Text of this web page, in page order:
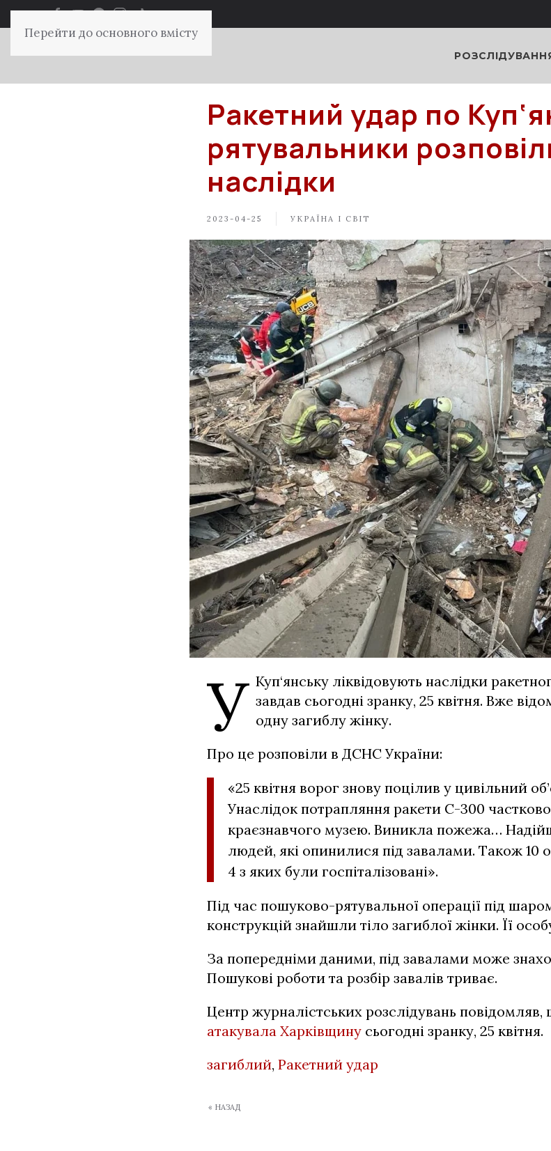
Перейти до основного вмісту
Ракетний удар по
рятувальники
наслідки
2023-04-25 УКРАЇНА І СВІТ
У Куп‘янську ліквідовують наслідки
завдав сьогодні зранку, 25 квітня. Вже
одну загиблу жінку.
Про це розповіли в ДСНС України:
«25 квітня ворог знову поцілив у цивільний
Унаслідок потрапляння ракети С-300
краєзнавчого музею. Виникла пожежа…
людей, які опинилися під завалами. Також 10
4 з яких були госпіталізовані».
Під час пошуково-рятувальної операції під
конструкцій знайшли тіло загиблої жінки. Її
За попередніми даними, під завалами може
Пошукові роботи та розбір завалів триває.
Центр журналістських розслідувань повідомляв,
атакувала Харківщину сьогодні зранку, 25 квітня.
загиблий, Ракетний удар
« НАЗАД